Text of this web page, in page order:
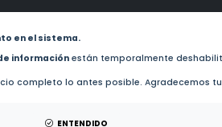
en el sistema.
informaciónestán temporalmente
completo lo antes posible. Agradecemos
ENTENDIDO